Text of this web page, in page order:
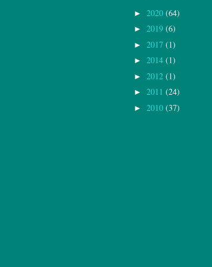
► 2020 (64)
► 2019 (6)
► 2017 (1)
► 2014 (1)
► 2012 (1)
► 2011 (24)
► 2010 (37)